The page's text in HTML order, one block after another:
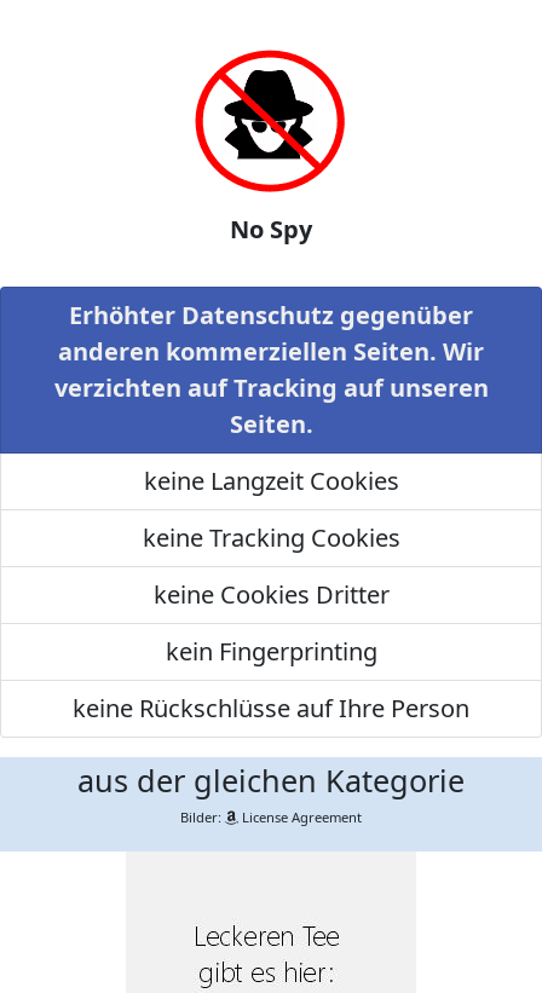
No Spy
Erhöhter Datenschutz gegenüber
anderen kommerziellen Seiten. Wir
verzichten auf Tracking auf unseren
Seiten.
keine Langzeit Cookies
keine Tracking Cookies
keine Cookies Dritter
kein Fingerprinting
keine Rückschlüsse auf Ihre Person
aus der gleichen Kategorie
Bilder: License Agreement